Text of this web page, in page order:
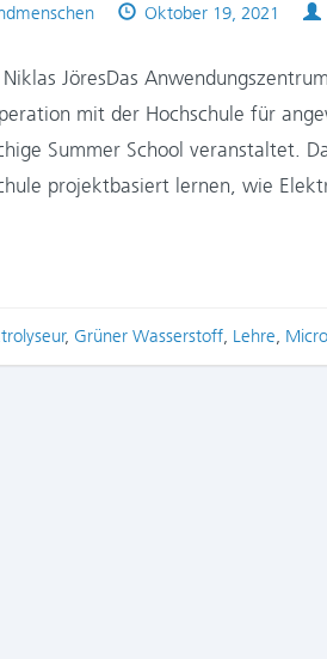
Published
Oktober 19, 2021
JöresDas
mit der Hochschule für
Summer School veranstaltet.
projektbasiert lernen, wie
, Grüner Wasserstoff, Lehre,